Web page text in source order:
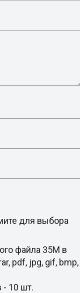
для выбора
файла 35M в
pdf, jpg, gif, bmp,
- 10 шт.